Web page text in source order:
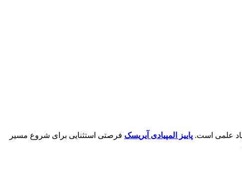
پاییز المپیادی آیریسک فرصتی استثنایی برای شروع مسیر